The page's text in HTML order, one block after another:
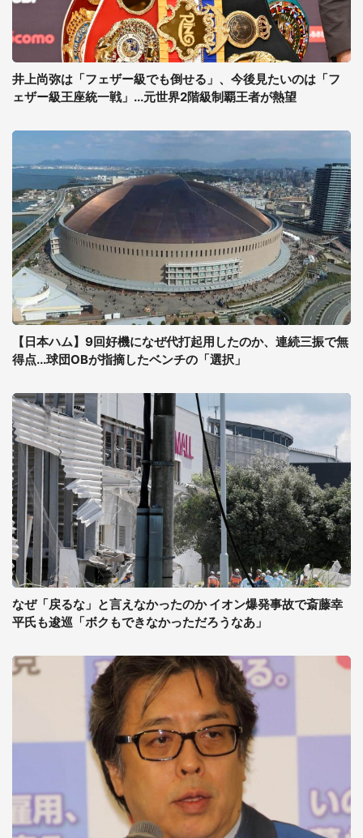
井上尚弥は「フェザー級でも倒せる」、今後見たいのは「フ
ェザー級王座統一戦」...元世界2階級制覇王者が熱望
【日本ハム】9回好機になぜ代打起用したのか、連続三振で無
得点...球団OBが指摘したベンチの「選択」
なぜ「戻るな」と言えなかったのか イオン爆発事故で斎藤幸
平氏も逡巡「ボクもできなかっただろうなあ」